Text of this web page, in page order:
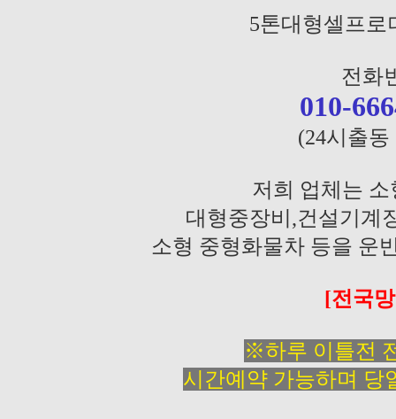
5톤대형셀프
전화
010-
(24시출
저희 업체는
대형중장비,건설기계
소형 중형화물차 등을 운
[전국
※하루 이틀전
시간예약 가능하며